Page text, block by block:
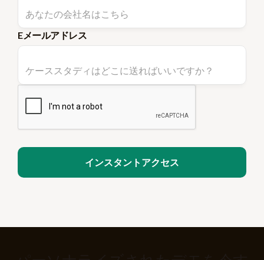
Eメールアドレス